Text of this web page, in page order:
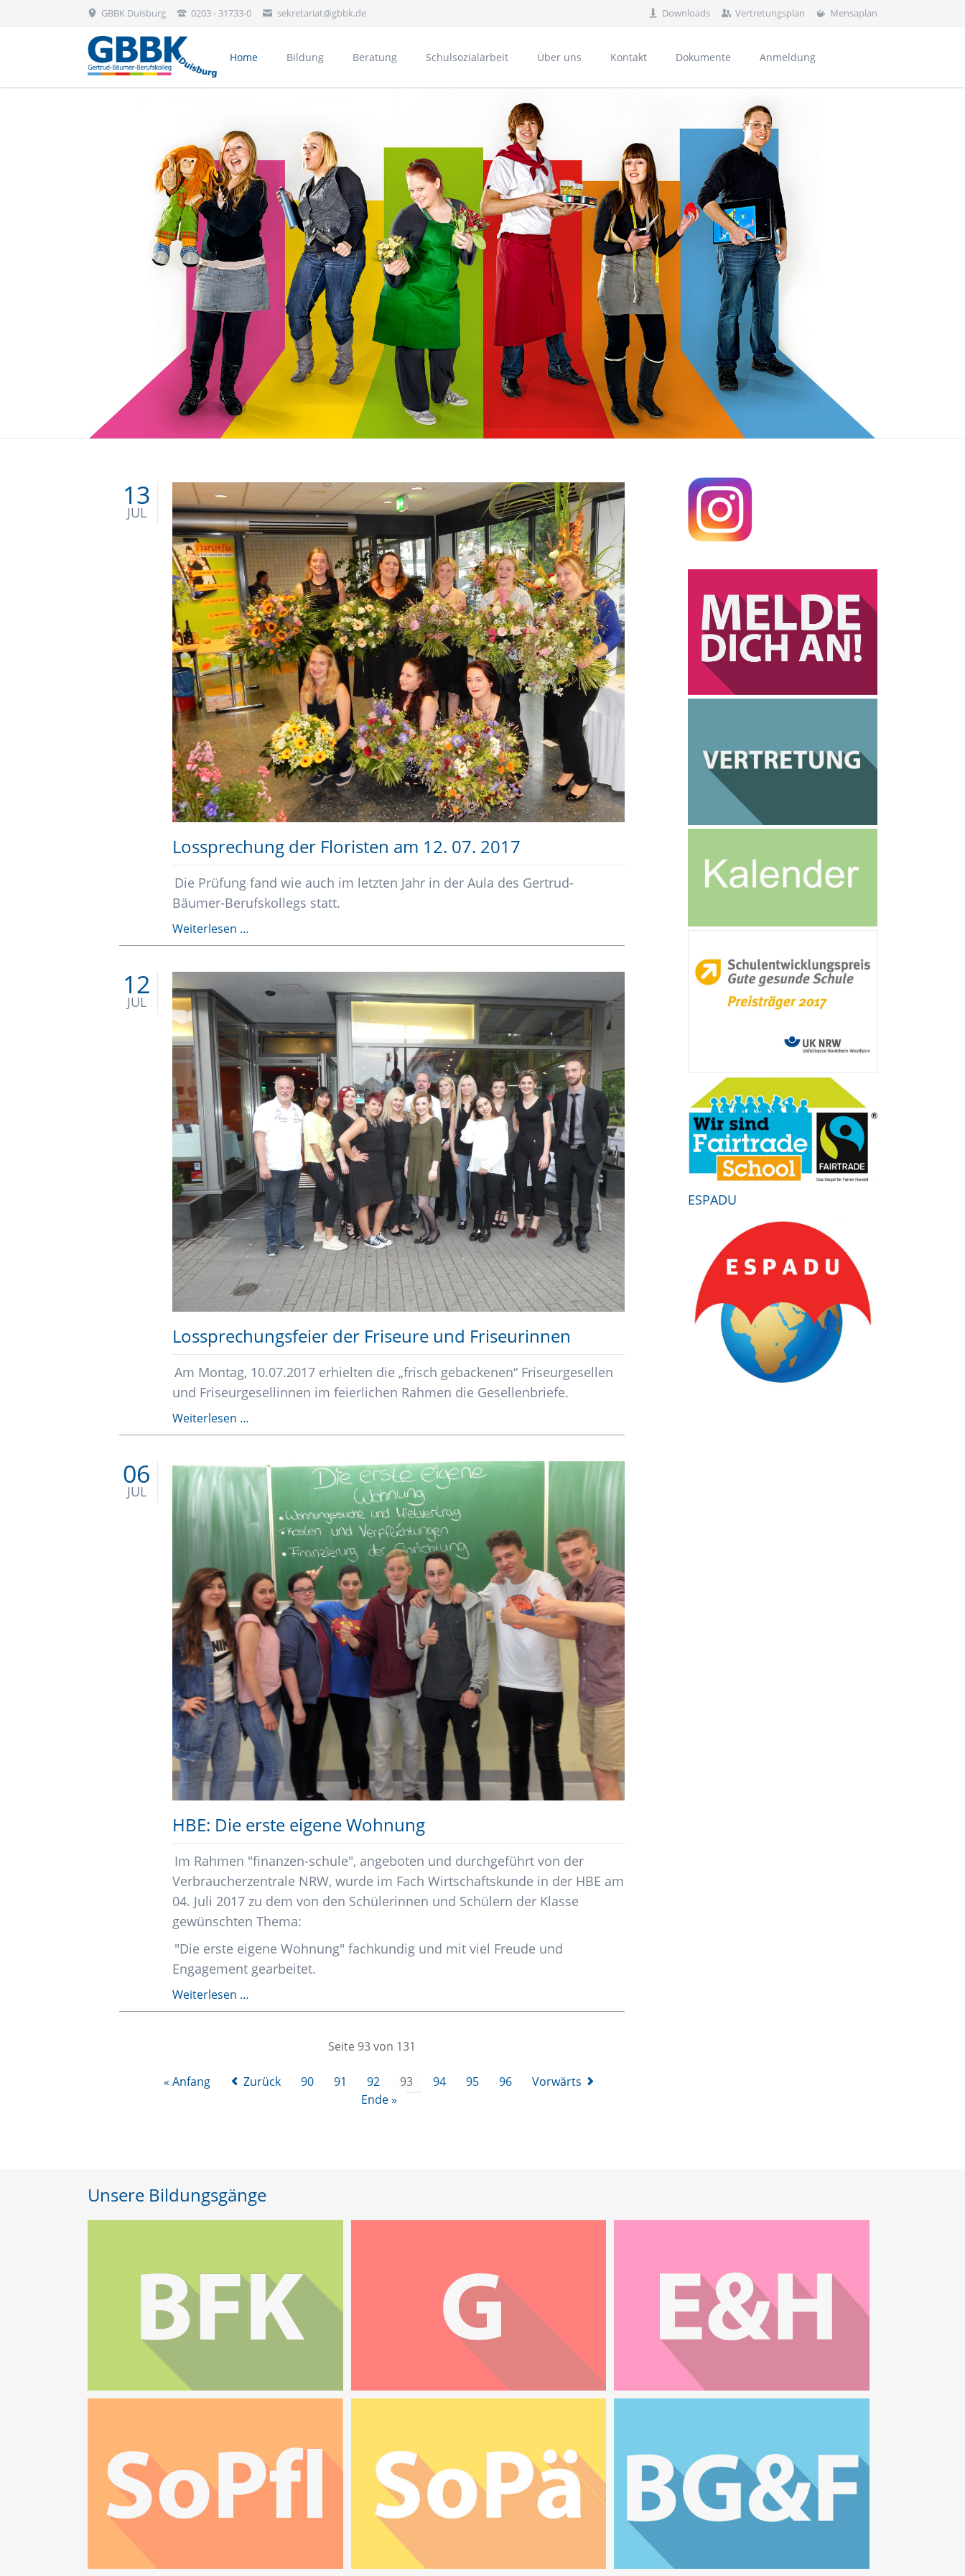
GBBK Duisburg 0203 - 31733-0 sekretariat@gbbk.de Downloads Vertretungsplan Mensaplan
Home Bildung
Bekleidungstechnische Assistenten
Friseure (Duale Ausbildung)
Floristen (Duale Ausbildung)
Aktivitäten
Zweijährige Berufsfachschule Fachrichtung:
Gesundheit und Soziales und FHR
Pharmazeutisch-kaufm. Angestellte - Duale
Ausbildung - (ggf. mit FHR)
Berufsfachschule Gesundheit, Erziehung und
Ernährung und Haushaltsorganisation
Ausbildungsvorbereitung
Zweijährige Berufsfachschule Fachrichtung:
Ernährung/Hauswirtschaft
Berufsfachschule für Ernährungs- und
Versorgungsmanagement
Sozialpflege
Staatlich geprüfte*r Sozialassistent*in
Staatlich geprüfte*r Sozialassistent*in,
Schwerpunkt Heilerziehung
Sozialpädagogik
Staatlich geprüfte/r
Kinderpflegerin/Kinderpfleger
Erzieher/in (Fachschule praxisintegrierte
Ausbildung)
Berufl. Gymnasien und Fachoberschule
Hochschulreife / Gesundheit)
Berufliches Gymnasium (Allgemeine
Hochschulreife / Erziehungswissenschaften)
Beratung Schulsozialarbeit Über uns
Bücheraustauschregal
Schulpartnerschaft und Kontakte
Geplante Auslandspraktika
Absolvierte Auslandspraktika
Sonstige Auslandskontakte
Europass
Sprachfeststellungsprüfungen
Kontakt Dokumente Anmeldung
13
JUL
Lossprechung der Floristen am 12. 07. 2017
Die Prüfung fand wie auch im letzten Jahr in der Aula des Gertrud-
Bäumer-Berufskollegs statt.
Weiterlesen …Lossprechung
der
07.
2017
12
JUL
Lossprechungsfeier der Friseure und Friseurinnen
Am Montag, 10.07.2017 erhielten die „frisch gebackenen“ Friseurgesellen
und Friseurgesellinnen im feierlichen Rahmen die Gesellenbriefe.
Weiterlesen …Lossprechungsfeier
der
und
Friseurinnen
06
JUL
HBE: Die erste eigene Wohnung
Im Rahmen "finanzen-schule", angeboten und durchgeführt von der
Verbraucherzentrale NRW, wurde im Fach Wirtschaftskunde in der HBE am
04. Juli 2017 zu dem von den Schülerinnen und Schülern der Klasse
gewünschten Thema:
"Die erste eigene Wohnung" fachkundig und mit viel Freude und
Engagement gearbeitet.
Weiterlesen …HBE:
Die
Seite 93 von 131
« Anfang Zurück 90 91 92 93 94 95 96
Vorwärts
Ende »
ESPADU
Unsere Bildungsgänge